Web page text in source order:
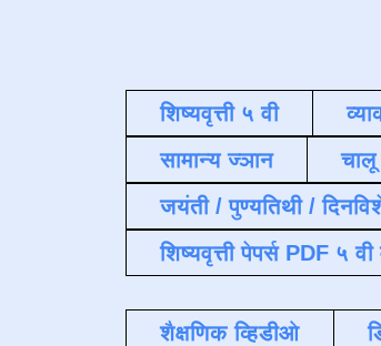
शिष्यवृत्ती ५ वी
सामान्य ज्ञान
जयंती / पुण्यतिथी /
शिष्यवृत्ती पेपर्स PDF ५
शैक्षणिक व्हिडीओ